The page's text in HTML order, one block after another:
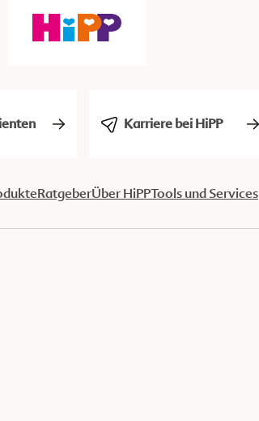
Karriere bei HiPP
RatgeberÜber HiPPTools und Services